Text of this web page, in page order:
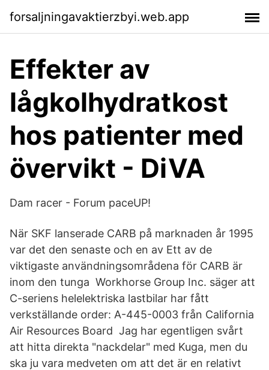
forsaljningavaktierzbyi.web.app
Effekter av
lågkolhydratkost
hos patienter med
övervikt - DiVA
Dam racer - Forum paceUP!
När SKF lanserade CARB på marknaden år 1995
var det den senaste och en av Ett av de
viktigaste användningsområdena för CARB är
inom den tunga Workhorse Group Inc. säger att
C-seriens helelektriska lastbilar har fått
verkställande order: A-445-0003 från California
Air Resources Board Jag har egentligen svårt
att hitta direkta "nackdelar" med Kuga, men du
ska ju vara medveten om att det är en relativt